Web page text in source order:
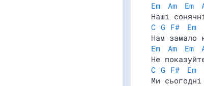
Em Am Em
Наші
C G F#
Em
Нам замало
Em
Am Em
Не
C G F#
Em
Ми